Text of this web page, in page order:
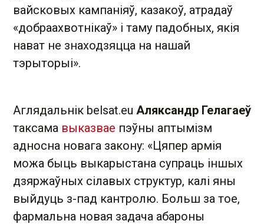
вайсковых кампаніяў, казакоў, атрадаў
«добраахвотнікаў» і таму падобных, якія
нават не знаходзяцца на нашай
тэрыторыі».
Аглядальнік belsat.eu Аляксандр Гелагаеў
таксама выказвае пэўны аптымізм
адносна новага закону: «Цяпер армія
можа быць выкарыстана супраць іншых
дзяржаўных сілавых структур, калі яны
выйдуць з-пад кантролю. Больш за тое,
фармальна новая задача абароны